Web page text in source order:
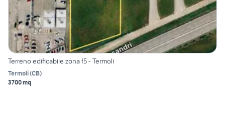
Terreno edificabile zona f5 - Termoli
Termoli(CB)
3700 mq